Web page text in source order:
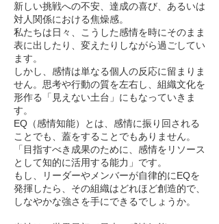
新しい挑戦への不安、達成の喜び、あるいは
対人関係における焦燥感。
私たちは日々、こうした感情を時にそのまま
表に出したり、変えたりしながら過ごしてい
ます。
しかし、感情は単なる個人の反応に留まりま
せん。思考や行動の質を左右し、組織文化を
形作る「見えない土台」にもなっていきま
す。
EQ（感情知能）とは、感情に振り回される
ことでも、蓋をすることでもありません。
「目指すべき成果のために、感情をリソース
として知的に活用する能力」です。
もし、リーダーやメンバーが自律的にEQを
発揮したら、その組織はどれほど創造的で、
しなやかな強さを手にできるでしょうか。